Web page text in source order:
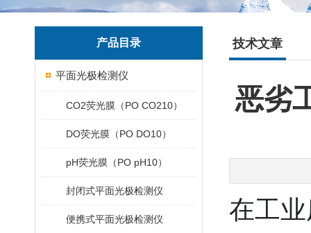
产品目录
平面光极检测仪
CO2荧光膜（PO CO210）
DO荧光膜（PO DO10）
pH荧光膜（PO pH10）
封闭式平面光极检测仪
便携式平面光极检测仪
技术文章
恶劣
在工